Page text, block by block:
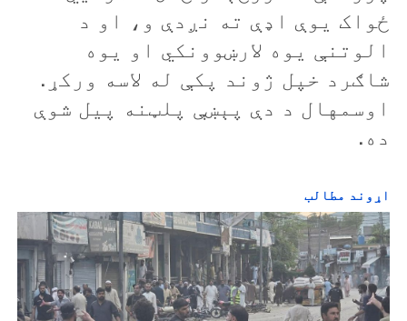
ځواک یوې اډې ته نږدې و، او د
الوتنې یوه لارښوونکي او یوه
شاګرد خپل ژوند پکې له لاسه ورکړ.
اوسمهال د دې پېښې پلټنه پیل شوې
ده.
اړوند مطالب